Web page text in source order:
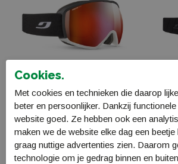
Julbo Hit skibril Reactiv
0-4 High Contrast
€ 189,90
Julbo
1-3
J78234144
€ 184,99
Cookies.
Met cookies en technieken die daarop
beter en persoonlijker. Dankzij
website goed. Ze hebben ook een
maken we de website elke dag een beetje
graag nuttige advertenties zien. Daarom
technologie om je gedrag binnen en